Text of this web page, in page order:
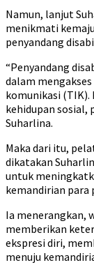
Namun, lanjut
menikmati
penyandang
“Penyandang
dalam
komunikasi
kehidupan sosial,
Suharlina.
Maka dari itu,
dikatakan
untuk
kemandirian para
Ia menerangkan,
memberikan
ekspresi diri,
menuju